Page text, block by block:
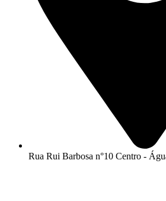
Rua Rui Barbosa n°10 Centro -